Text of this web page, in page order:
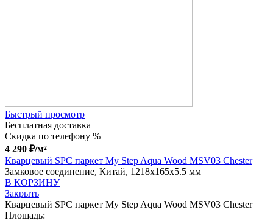
Быстрый просмотр
Бесплатная доставка
Скидка по телефону %
4 290 ₽/м²
Кварцевый SPC паркет My Step Aqua Wood MSV03 Chester
Замковое соединение, Китай, 1218x165x5.5 мм
В КОРЗИНУ
Закрыть
Кварцевый SPC паркет My Step Aqua Wood MSV03 Chester
Площадь: